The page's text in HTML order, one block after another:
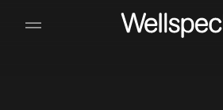
Wellspect